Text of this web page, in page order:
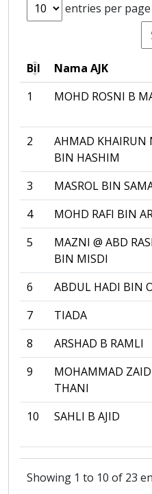
entries per page
Bil Nama AJK
1
MOHD ROSNI B
2
AHMAD KHAIRUN
BIN HASHIM
3 MASROL BIN
4
MOHD RAFI BIN
5
MAZNI @ ABD
BIN MISDI
6 ABDUL HADI BIN
7
TIADA
8
ARSHAD B RAMLI
9
MOHAMMAD
THANI
10 SAHLI B AJID
Showing 1 to 10 of 23